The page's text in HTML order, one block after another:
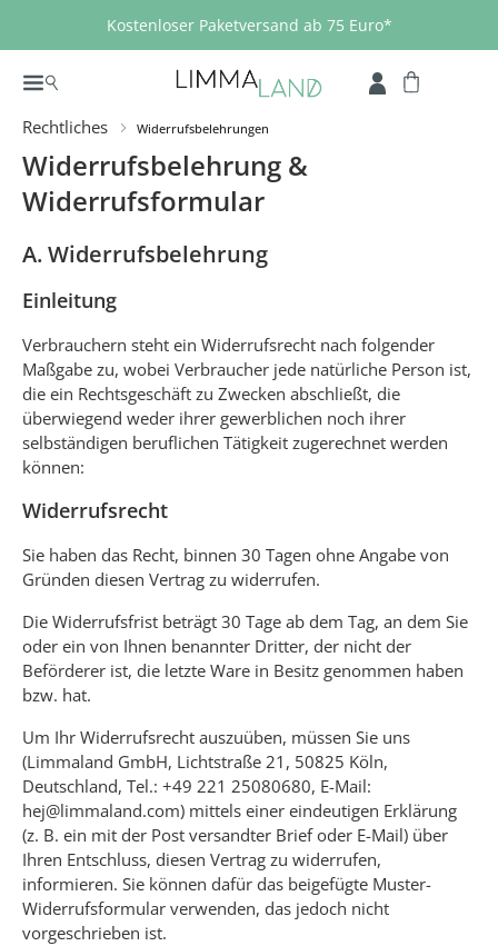
Zum Hauptinhalt springen
Kostenloser Paketversand ab 75 Euro*
Rechtliches Widerrufsbelehrungen
Widerrufsbelehrung &
Widerrufsformular
A. Widerrufsbelehrung
Einleitung
Verbrauchern steht ein Widerrufsrecht nach folgender
Maßgabe zu, wobei Verbraucher jede natürliche Person ist,
die ein Rechtsgeschäft zu Zwecken abschließt, die
überwiegend weder ihrer gewerblichen noch ihrer
selbständigen beruflichen Tätigkeit zugerechnet werden
können:
Widerrufsrecht
Sie haben das Recht, binnen 30 Tagen ohne Angabe von
Gründen diesen Vertrag zu widerrufen.
Die Widerrufsfrist beträgt 30 Tage ab dem Tag, an dem Sie
oder ein von Ihnen benannter Dritter, der nicht der
Beförderer ist, die letzte Ware in Besitz genommen haben
bzw. hat.
Um Ihr Widerrufsrecht auszuüben, müssen Sie uns
(Limmaland GmbH, Lichtstraße 21, 50825 Köln,
Deutschland, Tel.: +49 221 25080680, E-Mail:
hej@limmaland.com) mittels einer eindeutigen Erklärung
(z. B. ein mit der Post versandter Brief oder E-Mail) über
Ihren Entschluss, diesen Vertrag zu widerrufen,
informieren. Sie können dafür das beigefügte Muster-
Widerrufsformular verwenden, das jedoch nicht
vorgeschrieben ist.